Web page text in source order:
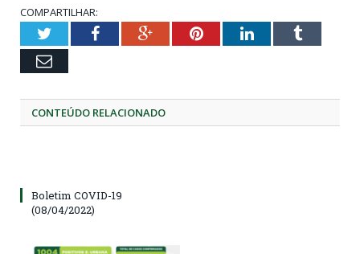
COMPARTILHAR:
TwitterFacebookGoogle+PinterestLinkedInTumblr
Email
CONTEÚDO RELACIONADO
Boletim COVID-19
(08/04/2022)